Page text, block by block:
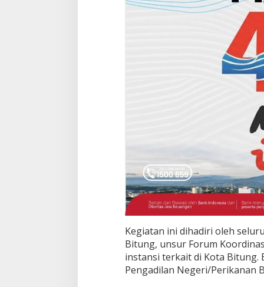
Kegiatan ini dihadiri oleh
Bitung, unsur Forum
instansi terkait di Kota Bitung.
Pengadilan Negeri/Perikanan